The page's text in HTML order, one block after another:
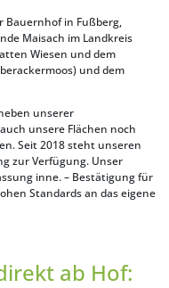
Bauernhof in Fußberg,
Maisach im Landkreis
Wiesen und dem
und dem
unserer
unsere Flächen noch
Seit 2018 steht unseren
zur Verfügung. Unser
inne. – Bestätigung für
Standards an das eigene
ab Hof: